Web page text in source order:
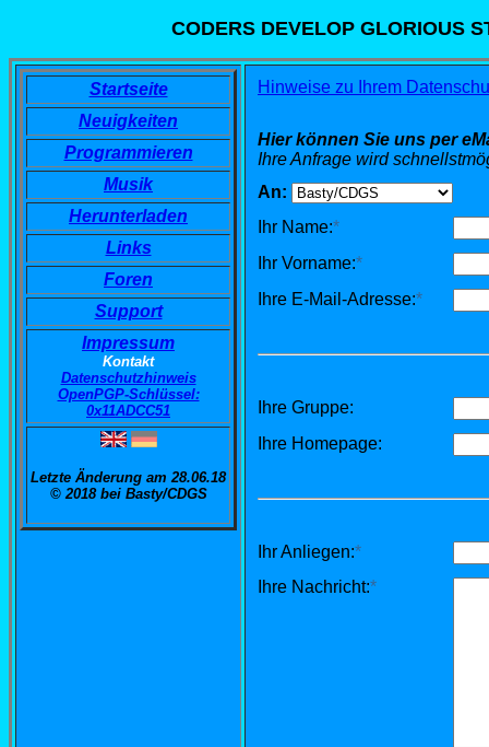
CODERS DEVELOP GLORIOUS
Startseite
Neuigkeiten
Programmieren
Musik
Herunterladen
Links
Foren
Support
Impressum
Kontakt
Datenschutzhinweis
OpenPGP-Schlüssel:
0x11ADCC51
Letzte Änderung am 28.06.18
© 2018 bei Basty/CDGS
Hinweise zu Ihrem
Hier können Sie uns per
Ihre Anfrage wird
An:
Ihr Name:*
Ihr Vorname:*
Ihre E-Mail-Adresse:*
Ihre Gruppe:
Ihre Homepage:
Ihr Anliegen:*
Ihre Nachricht:*